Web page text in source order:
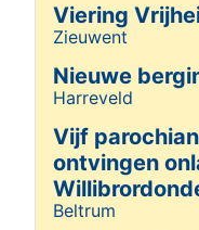
Viering
Details
Zieuwent
Nieuwe
Details
Harreveld
Vijf
ontvingen
Details
Beltrum